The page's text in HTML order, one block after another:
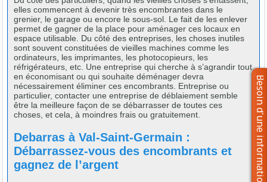
elles commencent à devenir très encombrantes dans le
grenier, le garage ou encore le sous-sol. Le fait de les enlever
permet de gagner de la place pour aménager ces locaux en
espace utilisable. Du côté des entreprises, les choses inutiles
sont souvent constituées de vieilles machines comme les
ordinateurs, les imprimantes, les photocopieurs, les
réfrigérateurs, etc. Une entreprise qui cherche à s’agrandir tout
en économisant ou qui souhaite déménager devra
nécessairement éliminer ces encombrants. Entreprise ou
particulier, contacter une entreprise de déblaiement semble
être la meilleure façon de se débarrasser de toutes ces
choses, et cela, à moindres frais ou gratuitement.
Debarras à Val-Saint-Germain :
Débarrassez-vous des encombrants et
gagnez de l’argent